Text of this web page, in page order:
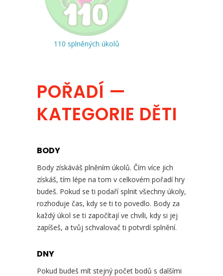
110 splněných úkolů
POŘADÍ —
KATEGORIE DĚTI
BODY
Body získáváš plněním úkolů. Čím více jich
získáš, tím lépe na tom v celkovém pořadí hry
budeš. Pokud se ti podaří splnit všechny úkoly,
rozhoduje čas, kdy se ti to povedlo. Body za
každý úkol se ti započítají ve chvíli, kdy si jej
zapíšeš, a tvůj schvalovač ti potvrdí splnění.
DNY
Pokud budeš mít stejný počet bodů s dalšími